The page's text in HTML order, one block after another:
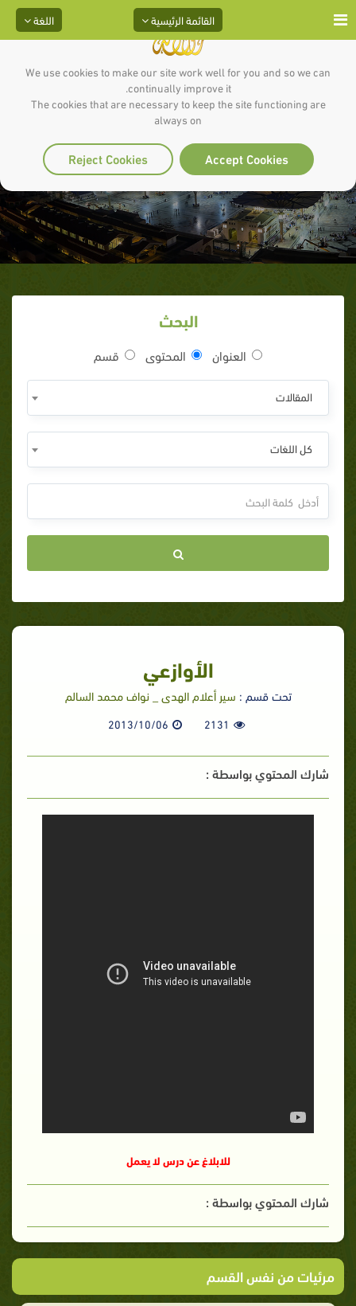
We use cookies to make our site work well for you and so we can
continually improve it.
The cookies that are necessary to keep the site functioning are
always on
Accept Cookies
Reject Cookies
اللغة القائمة الرئيسية
الأوازعي
البحث
العنوان المحتوى قسم
المقالات
كل اللغات
الأوازعي
تحت قسم : سير أعلام الهدى _ نواف محمد السالم
2131
2013/10/06
شارك المحتوي بواسطة :
للابلاغ عن درس لا يعمل
شارك المحتوي بواسطة :
مرئيات من نفس القسم